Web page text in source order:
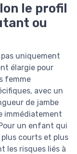
le profil
ou
pas uniquement
élargie pour
femme
avec un
de jambe
immédiatement
un enfant qui
courts et plus
les risques liés à